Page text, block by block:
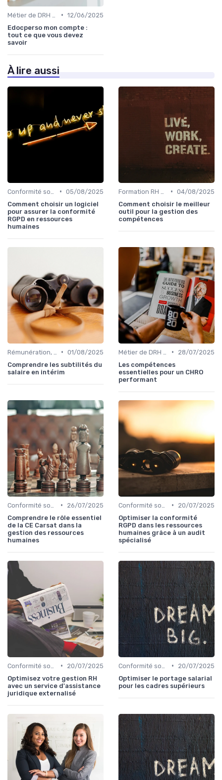
• 12/06/2025
Edocperso mon compte :
tout ce que vous devez
savoir
À lire aussi
• 05/08/2025
Comment choisir un logiciel
pour assurer la conformité
RGPD en ressources
humaines
• 04/08/2025
Comment choisir le meilleur
outil pour la gestion des
compétences
• 01/08/2025
Comprendre les subtilités du
salaire en intérim
•
28/07/2025
Les compétences
essentielles pour un CHRO
performant
•
26/07/2025
Comprendre le rôle essentiel
de la CE Carsat dans la
gestion des ressources
humaines
•
20/07/2025
Optimiser la conformité
RGPD dans les ressources
humaines grâce à un audit
spécialisé
•
20/07/2025
Optimisez votre gestion RH
avec un service d'assistance
juridique externalisé
•
20/07/2025
Optimiser le portage salarial
pour les cadres supérieurs